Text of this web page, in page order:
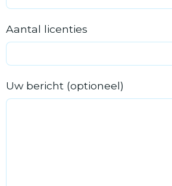
Aantal licenties
Uw bericht (optioneel)